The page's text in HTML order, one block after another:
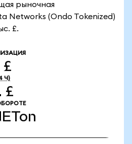
рыночная
Networks (Ondo Tokenized)
£.
£
Ч)
£